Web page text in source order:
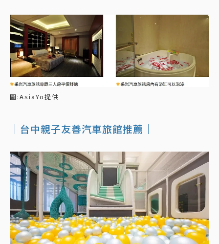
圖:AsiaYo提供
｜台中親子友善汽車旅館推薦｜